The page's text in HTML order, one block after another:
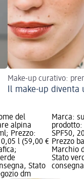
Make-up curativo:
Il make-up
del
alpina
Prezzo:
l (59,00 €
Stato
dm
Marca:
prodotto:
SPF50,
Prezzo
Marchio
Stato